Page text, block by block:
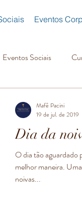
Eventos
Eventos Sociais
Dia da
O dia tão aguardado
melhor maneira.
noivas...
Mafê Pacini
19 de jul. de 2019